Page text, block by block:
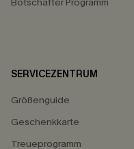
SERVICEZENTRUM
Größenguide
Geschenkkarte
Treueprogramm